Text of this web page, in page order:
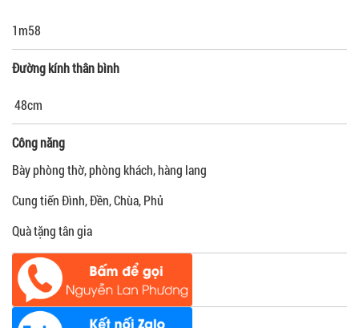
1m58
Đường kính thân bình
48cm
Công năng
Bày phòng thờ, phòng khách, hàng lang
Cung tiến Đình, Đền, Chùa, Phủ
Quà tặng tân gia